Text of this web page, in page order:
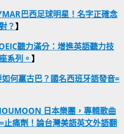
巴西足球明星！名字正確念
？】
聽力滿分：增進英語聽力技
系列。 】
何贏古巴？國名西班牙語發音=
日本樂團，專輯歌曲
止痛劑！論台灣美語英文外語翻